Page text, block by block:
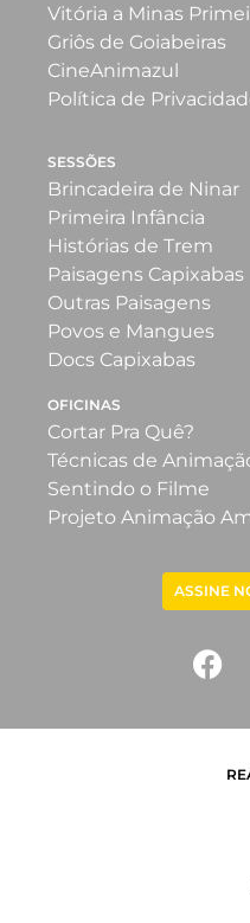
Vitória a Minas
Griôs de Goiabeiras
CineAnimazul
Política de
SESSÕES
Brincadeira de Ninar
Primeira Infância
Histórias de Trem
Paisagens Capixabas
Outras Paisagens
Povos e Mangues
Docs Capixabas
OFICINAS
Cortar Pra Quê?
Técnicas de
Sentindo o Filme
Projeto Animação
ASSINE